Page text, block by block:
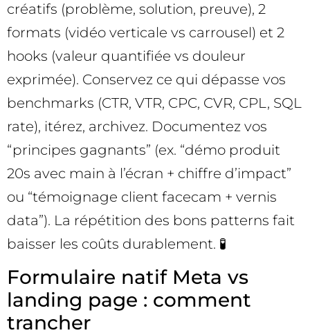
créatifs (problème, solution, preuve), 2
formats (vidéo verticale vs carrousel) et 2
hooks (valeur quantifiée vs douleur
exprimée). Conservez ce qui dépasse vos
benchmarks (CTR, VTR, CPC, CVR, CPL, SQL
rate), itérez, archivez. Documentez vos
“principes gagnants” (ex. “démo produit
20s avec main à l’écran + chiffre d’impact”
ou “témoignage client facecam + vernis
data”). La répétition des bons patterns fait
baisser les coûts durablement. 🧪
Formulaire natif Meta vs
landing page : comment
trancher